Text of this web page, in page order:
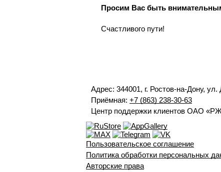
Просим Вас быть
Счастливого пути!
Адрес: 344001, г. Ростов-на-Дону, ул.
Приёмная: +7 (863) 238-30-63
Центр поддержки клиентов ОАО
Пользовательское соглашение
Политика обработки персональных
Авторские права